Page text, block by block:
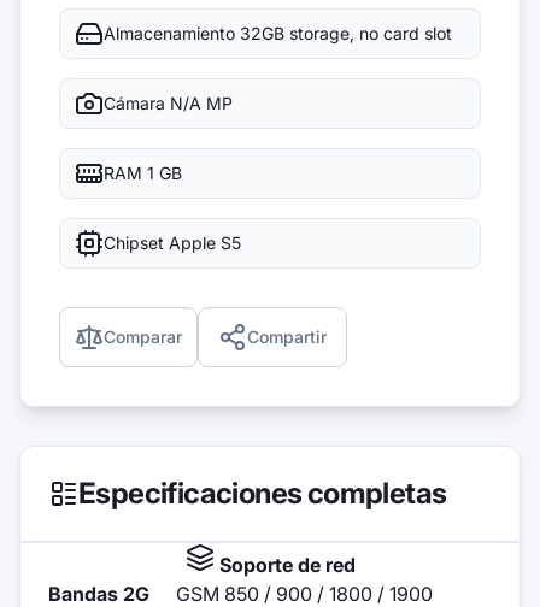
Almacenamiento 32GB storage, no card slot
Cámara N/A MP
RAM 1 GB
Chipset Apple S5
Comparar Compartir
Especificaciones completas
Soporte de red
Bandas 2G
GSM 850 / 900 / 1800 / 1900